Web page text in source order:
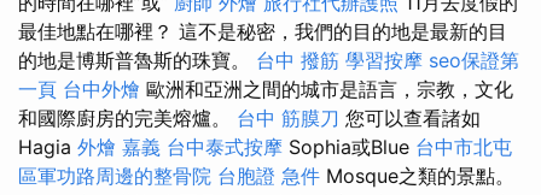
最佳地點在哪裡？ 這不是秘密，我們的目的地是最新的目
的地是博斯普魯斯的珠寶。 台中 撥筋 學習按摩 seo保證第
一頁 台中外燴 歐洲和亞洲之間的城市是語言，宗教，文化
和國際廚房的完美熔爐。 台中 筋膜刀 您可以查看諸如
Hagia 外燴 嘉義 台中泰式按摩 Sophia或Blue 台中市北屯
區軍功路周邊的整骨院 台胞證 急件 Mosque之類的景點。